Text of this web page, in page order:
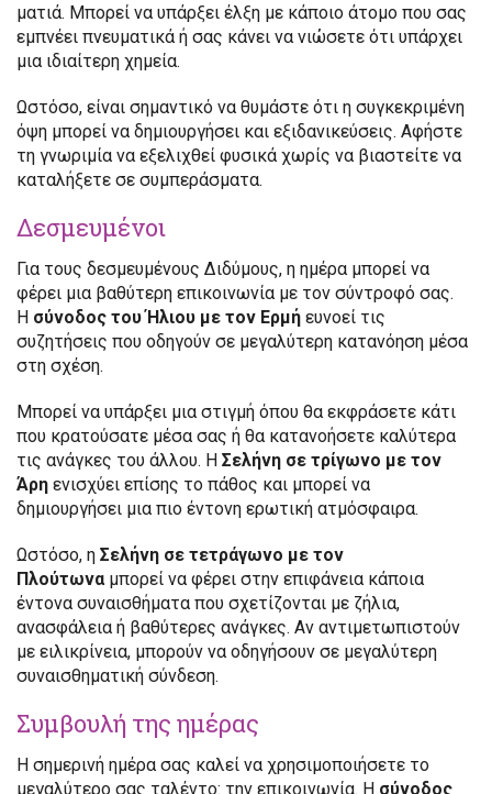
ματιά. Μπορεί να υπάρξει έλξη με κάποιο άτομο που σας
εμπνέει πνευματικά ή σας κάνει να νιώσετε ότι υπάρχει
μια ιδιαίτερη χημεία.
Ωστόσο, είναι σημαντικό να θυμάστε ότι η συγκεκριμένη
όψη μπορεί να δημιουργήσει και εξιδανικεύσεις. Αφήστε
τη γνωριμία να εξελιχθεί φυσικά χωρίς να βιαστείτε να
καταλήξετε σε συμπεράσματα.
Δεσμευμένοι
Για τους δεσμευμένους Διδύμους, η ημέρα μπορεί να
φέρει μια βαθύτερη επικοινωνία με τον σύντροφό σας.
Η σύνοδος του Ήλιου με τον Ερμή ευνοεί τις
συζητήσεις που οδηγούν σε μεγαλύτερη κατανόηση μέσα
στη σχέση.
Μπορεί να υπάρξει μια στιγμή όπου θα εκφράσετε κάτι
που κρατούσατε μέσα σας ή θα κατανοήσετε καλύτερα
τις ανάγκες του άλλου. Η Σελήνη σε τρίγωνο με τον
Άρη ενισχύει επίσης το πάθος και μπορεί να
δημιουργήσει μια πιο έντονη ερωτική ατμόσφαιρα.
Ωστόσο, η Σελήνη σε τετράγωνο με τον
Πλούτωναμπορεί να φέρει στην επιφάνεια κάποια
έντονα συναισθήματα που σχετίζονται με ζήλια,
ανασφάλεια ή βαθύτερες ανάγκες. Αν αντιμετωπιστούν
με ειλικρίνεια, μπορούν να οδηγήσουν σε μεγαλύτερη
συναισθηματική σύνδεση.
Συμβουλή της ημέρας
Η σημερινή ημέρα σας καλεί να χρησιμοποιήσετε το
μεγαλύτερο σας ταλέντο: την επικοινωνία. Η σύνοδος